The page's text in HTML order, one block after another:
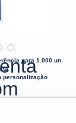
para 1.000 un.
personalização